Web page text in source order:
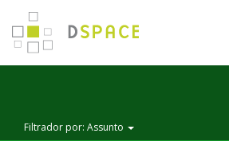
Filtrador por: Assunto